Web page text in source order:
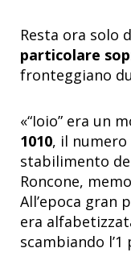
Resta ora solo
particolare
fronteggiano
«“Ioio” era un
1010, il numero
stabilimento
Roncone,
All’epoca gran
era
scambiando l’1